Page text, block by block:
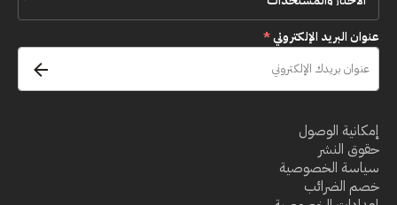
عنوان البريد الإلكتروني*
إمكانية الوصول
حقوق النشر
سياسة الخصوصية
خصم الضرائب